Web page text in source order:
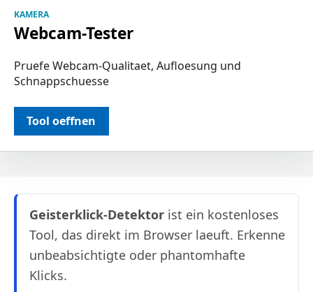
KAMERA
Webcam-Tester
Pruefe Webcam-Qualitaet, Aufloesung und
Schnappschuesse
Tool oeffnen
Geisterklick-Detektor ist ein kostenloses
Tool, das direkt im Browser laeuft. Erkenne
unbeabsichtigte oder phantomhafte
Klicks.